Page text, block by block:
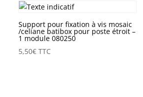
Support pour fixation à vis mosaic
/celiane batibox pour poste étroit –
1 module 080250
5,50€ TTC